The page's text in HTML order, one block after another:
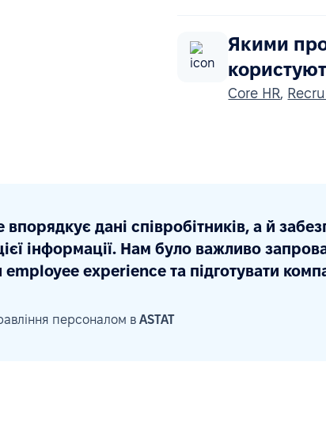
Якими
Core HR,
дані співробітників, а й
інформації. Нам було важливо
experience та підготувати
персоналом в ASTAT